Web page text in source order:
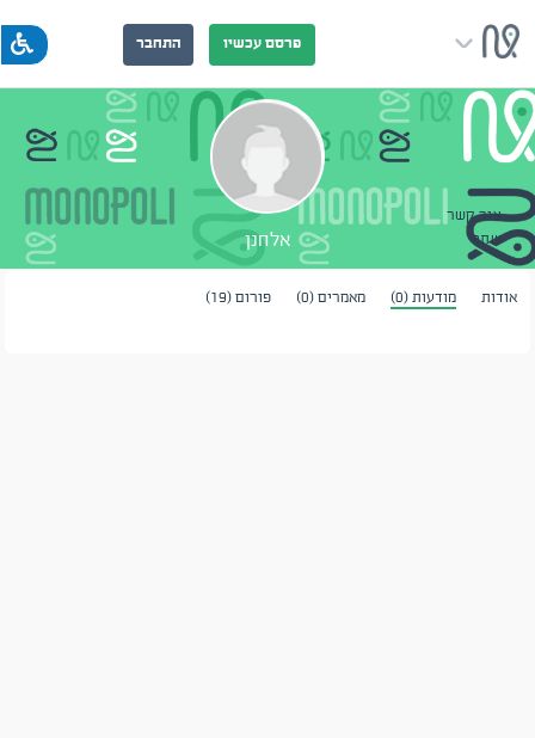
פרסם עכשיו התחבר
צור קשר
שתף
אלחנן
אודות מודעות (0) מאמרים (0) פורום (19)